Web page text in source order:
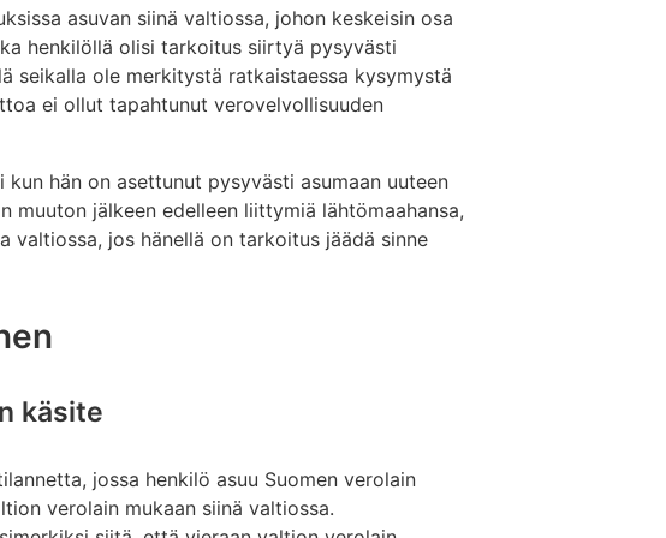
asuvan siinä valtiossa, johon keskeisin osa
henkilöllä olisi tarkoitus siirtyä pysyvästi
seikalla ole merkitystä ratkaistaessa kysymystä
ei ollut tapahtunut verovelvollisuuden
hän on asettunut pysyvästi asumaan uuteen
muuton jälkeen edelleen liittymiä lähtömaahansa,
valtiossa, jos hänellä on tarkoitus jäädä sinne
käsite
jossa henkilö asuu Suomen verolain
verolain mukaan siinä valtiossa.